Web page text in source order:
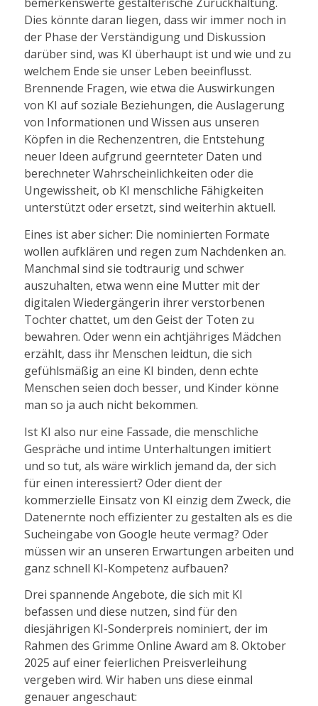
Dies könnte daran liegen, dass wir immer noch in
der Phase der Verständigung und Diskussion
darüber sind, was KI überhaupt ist und wie und zu
welchem Ende sie unser Leben beeinflusst.
Brennende Fragen, wie etwa die Auswirkungen
von KI auf soziale Beziehungen, die Auslagerung
von Informationen und Wissen aus unseren
Köpfen in die Rechenzentren, die Entstehung
neuer Ideen aufgrund geernteter Daten und
berechneter Wahrscheinlichkeiten oder die
Ungewissheit, ob KI menschliche Fähigkeiten
unterstützt oder ersetzt, sind weiterhin aktuell.
Eines ist aber sicher: Die nominierten Formate
wollen aufklären und regen zum Nachdenken an.
Manchmal sind sie todtraurig und schwer
auszuhalten, etwa wenn eine Mutter mit der
digitalen Wiedergängerin ihrer verstorbenen
Tochter chattet, um den Geist der Toten zu
bewahren. Oder wenn ein achtjähriges Mädchen
erzählt, dass ihr Menschen leidtun, die sich
gefühlsmäßig an eine KI binden, denn echte
Menschen seien doch besser, und Kinder könne
man so ja auch nicht bekommen.
Ist KI also nur eine Fassade, die menschliche
Gespräche und intime Unterhaltungen imitiert
und so tut, als wäre wirklich jemand da, der sich
für einen interessiert? Oder dient der
kommerzielle Einsatz von KI einzig dem Zweck, die
Datenernte noch effizienter zu gestalten als es die
Sucheingabe von Google heute vermag? Oder
müssen wir an unseren Erwartungen arbeiten und
ganz schnell KI-Kompetenz aufbauen?
Drei spannende Angebote, die sich mit KI
befassen und diese nutzen, sind für den
diesjährigen KI-Sonderpreis nominiert, der im
Rahmen des Grimme Online Award am 8. Oktober
2025 auf einer feierlichen Preisverleihung
vergeben wird. Wir haben uns diese einmal
genauer angeschaut: